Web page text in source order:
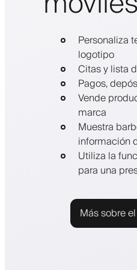
Personaliza
logotipo
Citas y lista
Pagos,
Vende
marca
Muestra
información
Utiliza la
para una
Más sobre